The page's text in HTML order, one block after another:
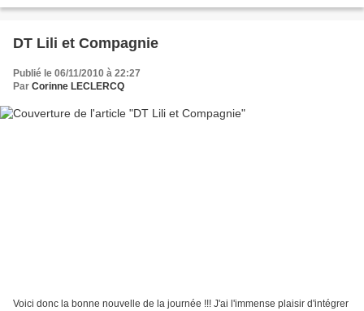
DT Lili et Compagnie
Publié le 06/11/2010 à 22:27
Par Corinne LECLERCQ
Voici donc la bonne nouvelle de la journée !!! J'ai l'immense plaisir d'intégrer